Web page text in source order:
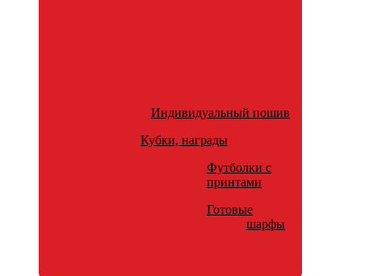
Индивидуальный пошив
Кубки, награды
Футболки с
принтами
Готовые
шарфы